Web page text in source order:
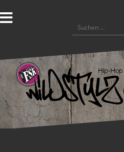
Inhalt
Suchen
nach: